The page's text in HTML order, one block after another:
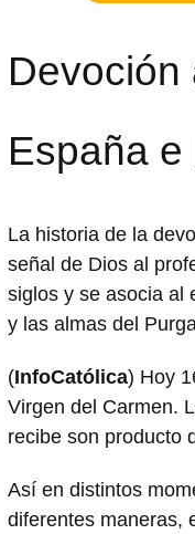
Devoción
España
La historia de la
señal de Dios al
siglos y se asocia al
y las almas del
(InfoCatólica) Hoy
Virgen del Carmen.
recibe son producto
Así en distintos
diferentes maneras,